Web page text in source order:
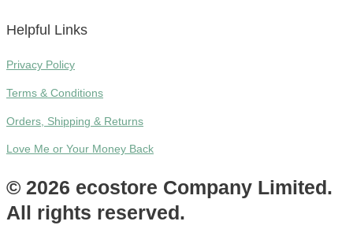
Helpful Links
Privacy Policy
Terms & Conditions
Orders, Shipping & Returns
Love Me or Your Money Back
© 2026 ecostore Company Limited.
All rights reserved.